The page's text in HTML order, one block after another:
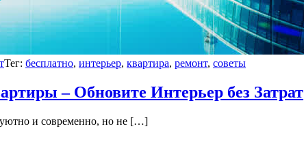
Тег: бесплатно, интерьер, квартира, ремонт, советы
– Обновите Интерьер без Затрат
уютно и современно, но не […]